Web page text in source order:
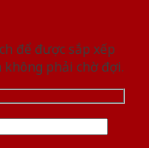
để được sắp xếp
không phải chờ đợi.